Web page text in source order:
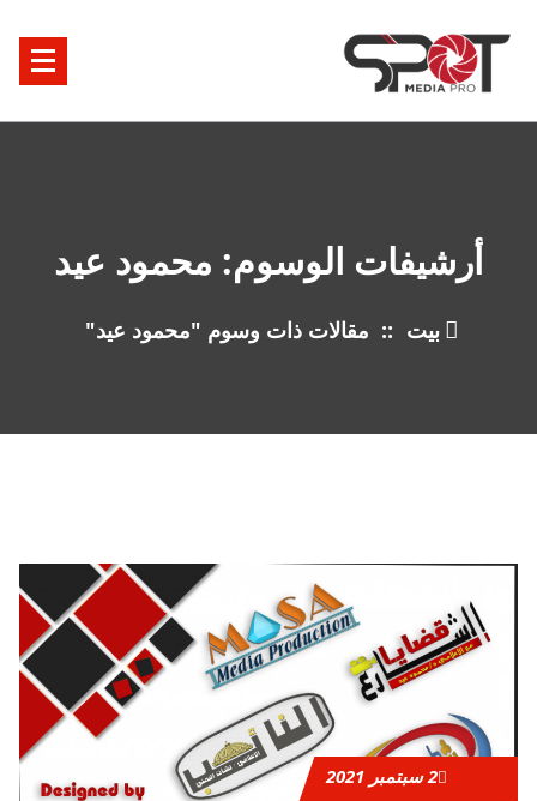
أرشيفات الوسوم: محمود عيد
بيت :: مقالات ذات وسوم "محمود عيد"
2سبتمبر 2021